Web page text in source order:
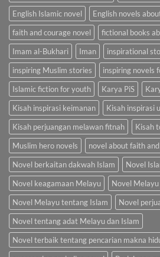
English Islamic novel
English novels
faith and courage novel
fictional books
Imam al-Bukhari
Iman
inspirational
inspiring Muslim stories
inspiring novels
Islamic fiction for youth
Karya PiS
Kisah inspirasi keimanan
Kisah inspirasi
Kisah perjuangan melawan fitnah
Kisah
Muslim hero novels
novel about faith
Novel berkaitan dakwah Islam
Novel
Novel keagamaan Melayu
Novel
Novel Melayu tentang Islam
Novel
Novel tentang adat Melayu dan Islam
Novel terbaik tentang pencarian makna